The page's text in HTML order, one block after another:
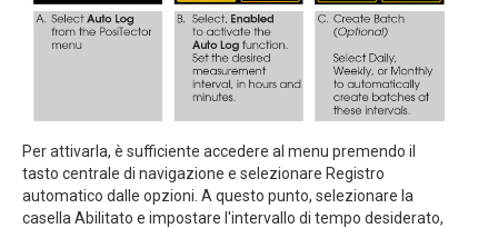
Per attivarla, è sufficiente accedere al menu premendo il
tasto centrale di navigazione e selezionare Registro
automatico dalle opzioni. A questo punto, selezionare la
casella Abilitato e impostare l'intervallo di tempo desiderato,